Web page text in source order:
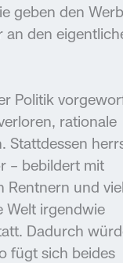
geben den
an den
Politik
rationale
Stattdessen
– bebildert mit
Rentnern und
Welt irgendwie
Dadurch
fügt sich beides